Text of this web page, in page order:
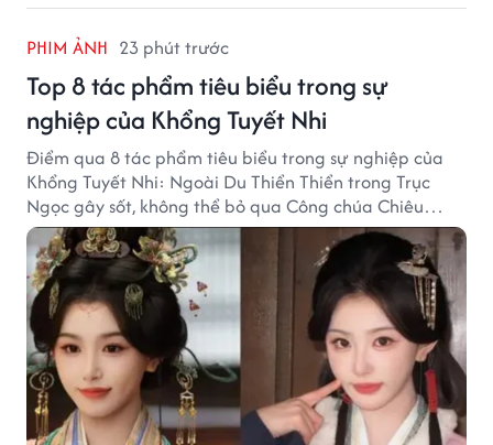
PHIM ẢNH 23 phút trước
Top 8 tác phẩm tiêu biểu trong sự
nghiệp của Khổng Tuyết Nhi
Điểm qua 8 tác phẩm tiêu biểu trong sự nghiệp của
Khổng Tuyết Nhi: Ngoài Du Thiển Thiển trong Trục
Ngọc gây sốt, không thể bỏ qua Công chúa Chiêu
Dương.